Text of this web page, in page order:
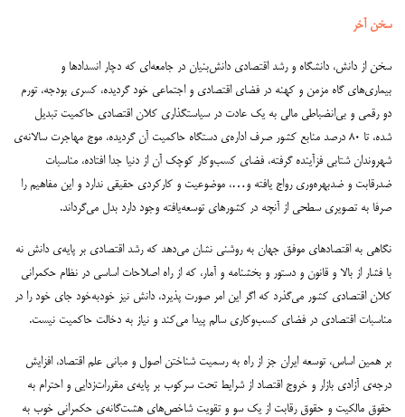
سخن آخر
سخن از دانش، دانشگاه و رشد اقتصادی دانش‌بنیان در جامعه‌ای که دچار انسدادها و
بیماری‌های گاه مزمن و کهنه در فضای اقتصادی و اجتماعی خود گردیده، کسری بودجه، تورم
دو رقمی و بی‌انضباطی مالی به یک عادت در سیاستگذاری کلان اقتصادی حاکمیت تبدیل
شده، تا ۸۰ درصد منابع کشور صرف اداره‌ی دستگاه حاکمیت آن گردیده، موج مهاجرت سالانه‌ی
شهروندان شتابی فزآینده گرفته، فضای کسب‌وکار کوچک آن از دنیا جدا افتاده، مناسبات
ضدرقابت و ضدبهره‌وری رواج یافته و…، موضوعیت و کارکردی حقیقی ندارد و این مفاهیم را
صرفا به تصویری سطحی از آنچه در کشورهای توسعه‌یافته وجود دارد بدل می‌گرداند.
نگاهی به اقتصادهای موفق جهان به روشنی نشان می‌دهد که رشد اقتصادی بر پایه‌ی دانش نه
با فشار از بالا و قانون و دستور و بخشنامه و آمار، که از راه اصلاحات اساسی در نظام حکمرانی
کلان اقتصادی کشور می‌گذرد که اگر این امر صورت پذیرد، دانش نیز خودبه‌خود جای خود را در
مناسبات اقتصادی در فضای کسب‌وکاری سالم پیدا می‌کند و نیاز به دخالت حاکمیت نیست.
بر همین اساس، توسعه ایران جز از راه به رسمیت شناختن اصول و مبانی علم اقتصاد، افزایش
درجه‌ی آزادی بازار و خروج اقتصاد از شرایط تحت سرکوب بر پایه‌ی مقررات‌زدایی و احترام به
حقوق مالکیت و حقوق رقابت از یک سو و تقویت شاخص‌های هشت‌گانه‌ی حکمرانی خوب به